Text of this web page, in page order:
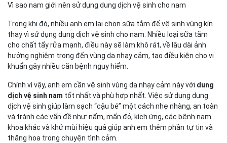
Vì sao nam giới nên sử dụng dung dịch vệ sinh cho nam
Trong khi đó, nhiều anh em lại chọn sữa tắm để vệ sinh vùng kín
thay vì sử dụng dung dịch vệ sinh cho nam. Nhiều loại sữa tắm
cho chất tẩy rửa mạnh, điều này sẽ làm khô rát, về lâu dài ảnh
hưởng nghiêm trọng đến vùng da nhạy cảm, tạo điều kiện cho vi
khuẩn gây nhiều căn bệnh nguy hiểm.
Chính vì vậy, anh em cần vệ sinh vùng da nhạy cảm này với dung
dịch vệ sinh nam tốt nhất và phù hợp nhất. Việc sử dụng dung
dịch vệ sinh giúp làm sạch “cậu bé” một cách nhẹ nhàng, an toàn
và tránh các vấn đề như: nấm, mẩn đỏ, kích ứng, các bệnh nam
khoa khác và khử mùi hiệu quả giúp anh em thêm phần tự tin và
thăng hoa trong chuyện tình cảm.